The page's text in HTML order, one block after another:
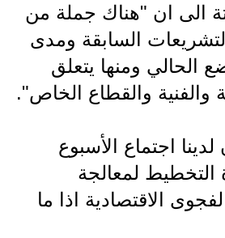
المرحلة الابتدائية
المرحلة المتوسطة
المرحلة الاعدادية
المرحلة الابتدائية
المرحلة المتوسطة
الى ان "هناك جملة من
السابقة ومدى
الحالي ومنها يتعلق
والفنية والقطاع الخاص".
اجتماع الأسبوع
التخطيط لمعالجة
الاقتصادية اذا ما